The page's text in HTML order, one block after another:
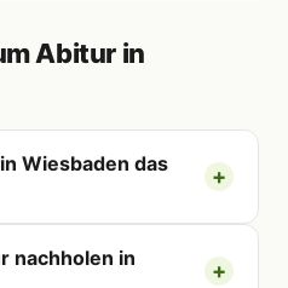
Abitur in
Wiesbaden das
nachholen in